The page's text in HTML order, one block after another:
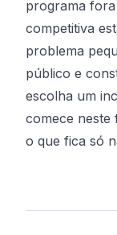
programa
competitiva
problema
público e
escolha um
comece neste
o que fica só